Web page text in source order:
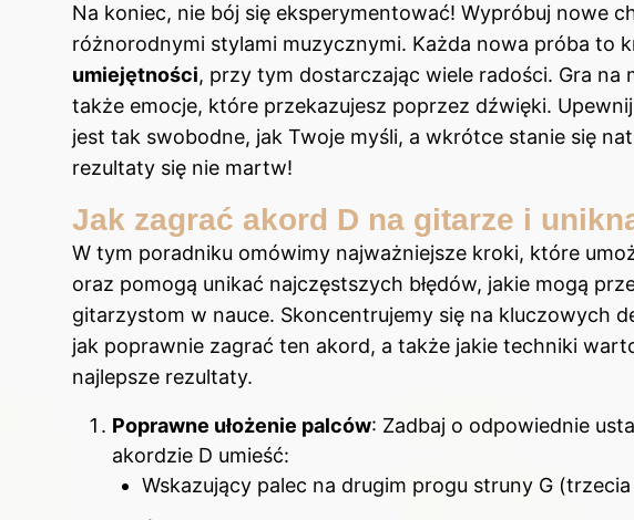
Na koniec, nie bój się eksperymentować! Wypróbuj nowe
różnorodnymi stylami muzycznymi. Każda nowa próba to
umiejętności, przy tym dostarczając wiele radości. Gra
także emocje, które przekazujesz poprzez dźwięki.
jest tak swobodne, jak Twoje myśli, a wkrótce stanie się
rezultaty się nie martw!
Jak zagrać akord D na gitarze i
W tym poradniku omówimy najważniejsze kroki, które
oraz pomogą unikać najczęstszych błędów, jakie mogą
gitarzystom w nauce. Skoncentrujemy się na kluczowych
jak poprawnie zagrać ten akord, a także jakie techniki
najlepsze rezultaty.
Poprawne ułożenie palców: Zadbaj o odpowiednie
akordzie D umieść:
Wskazujący palec na drugim progu struny G